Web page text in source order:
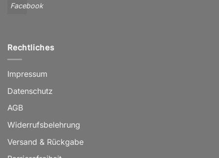
Facebook
Rechtliches
Impressum
Datenschutz
AGB
Widerrufsbelehrung
Versand & Rückgabe